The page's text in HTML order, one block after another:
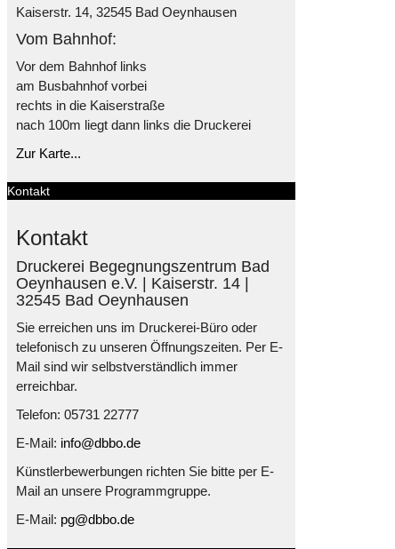
Kaiserstr. 14, 32545 Bad Oeynhausen
Vom Bahnhof:
Vor dem Bahnhof links
am Busbahnhof vorbei
rechts in die Kaiserstraße
nach 100m liegt dann links die Druckerei
Zur Karte...
Kontakt
Kontakt
Druckerei Begegnungszentrum Bad
Oeynhausen e.V. | Kaiserstr. 14 |
32545 Bad Oeynhausen
Sie erreichen uns im Druckerei-Büro oder
telefonisch zu unseren Öffnungszeiten. Per E-
Mail sind wir selbstverständlich immer
erreichbar.
Telefon: 05731 22777
E-Mail: info@dbbo.de
Künstlerbewerbungen richten Sie bitte per E-
Mail an unsere Programmgruppe.
E-Mail: pg@dbbo.de